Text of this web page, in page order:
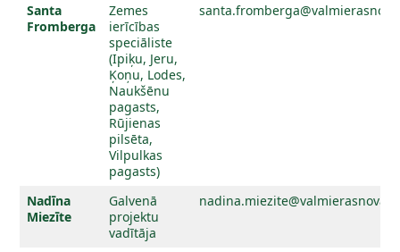
Santa
Fromberga
Zemes
ierīcības
speciāliste
(Ipiķu, Jeru,
Ķoņu, Lodes,
Naukšēnu
pagasts,
Rūjienas
pilsēta,
Vilpulkas
pagasts)
Nadīna
Miezīte
Galvenā
projektu
vadītāja